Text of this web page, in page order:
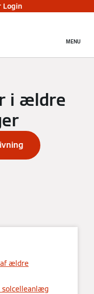
Login
MENU
i ældre
af ældre
solcelleanlæg